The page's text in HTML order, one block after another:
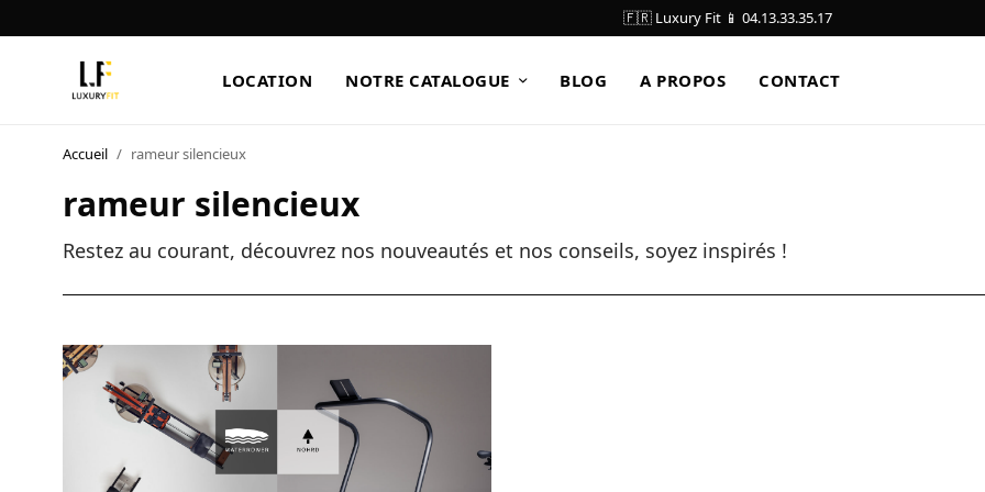
🇫🇷 Luxury Fit 📱 04.13.33.35.17
LOCATION NOTRE CATALOGUE BLOG A PROPOS CONTACT
Accueil / rameur silencieux
rameur silencieux
Restez au courant, découvrez nos nouveautés et nos conseils, soyez inspirés !
CONTACT